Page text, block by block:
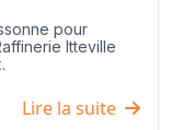
pour
Itteville
Lire la suite